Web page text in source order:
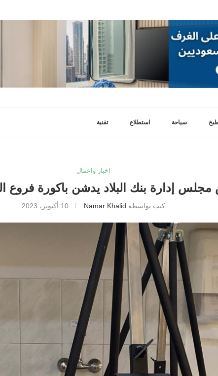
سياحة استطلاع تقنية
اخبار واعمال
إدارة بنك البلاد يدشن باكورة فروع
كتب بواسطة Namar Khalid 10 أكتوبر، 2023